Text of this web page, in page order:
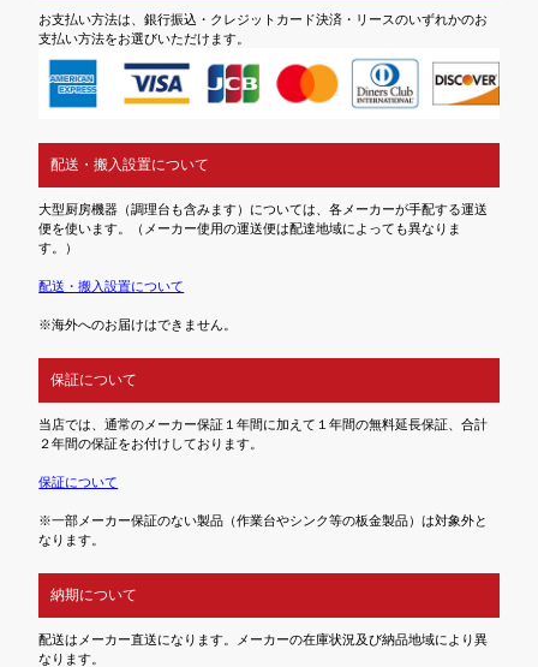
お支払い方法は、銀行振込・クレジットカード決済・リースのいずれかのお
支払い方法をお選びいただけます。
配送・搬入設置について
大型厨房機器（調理台も含みます）については、各メーカーが手配する運送
便を使います。（メーカー使用の運送便は配達地域によっても異なりま
す。）
配送・搬入設置について
※海外へのお届けはできません。
保証について
当店では、通常のメーカー保証１年間に加えて１年間の無料延長保証、合計
２年間の保証をお付けしております。
保証について
※一部メーカー保証のない製品（作業台やシンク等の板金製品）は対象外と
なります。
納期について
配送はメーカー直送になります。メーカーの在庫状況及び納品地域により異
なります。